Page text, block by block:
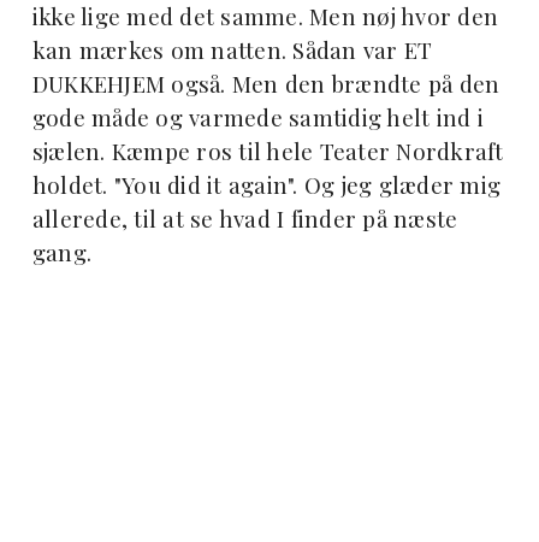
ikke lige med det samme. Men nøj hvor den
kan mærkes om natten. Sådan var ET
DUKKEHJEM også. Men den brændte på den
gode måde og varmede samtidig helt ind i
sjælen. Kæmpe ros til hele Teater Nordkraft
holdet. "You did it again". Og jeg glæder mig
allerede, til at se hvad I finder på næste
gang.